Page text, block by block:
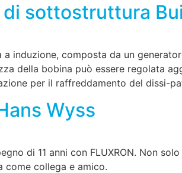
di sottostruttura
induzione, composta da un
della bobina può essere regolata
per il raffreddamento del dissi-
Wyss
di 11 anni con FLUXRON. Non
come collega e amico.